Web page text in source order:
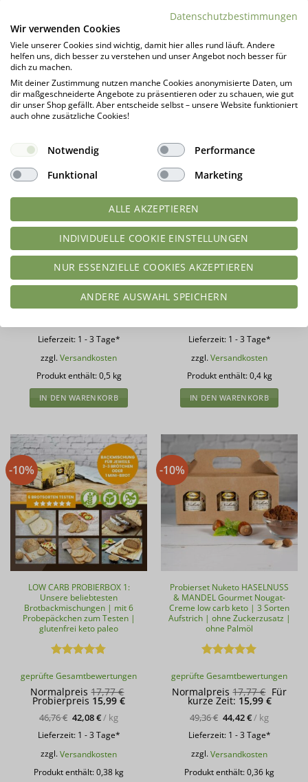
DAS KÖNNTE DIR AUCH GEFALLEN …
Low-Carb Süße KRISTALLIN 500
g Zuckerersatz (10-fache
Süßkraft von Zucker!) extra
leicht dosierbar
Bewertet
mit4.91
geprüfte Gesamtbewertungen
15,99€
Lieferzeit: 1 - 3 Tage*
zzgl.Versandkosten
Produkt enthält: 0,5 kg
IN DEN WARENKORB
Pfannkuchen & Waffel Teig | für
Protein Pancakes Crepes und
vieles mehr | low carb |
glutenfrei | ungesüsst
Bewertet
mit4.93
von 5
geprüfte Gesamtbewertungen
15,99
Lieferzeit: 1 - 3 Tage*
zzgl.Versandkosten
Produkt enthält: 0,4 kg
IN DEN WARENKORB
-10%
LOW CARB PROBIERBOX 1:
Unsere beliebtesten
Brotbackmischungen | mit 6
Probepäckchen zum Testen |
glutenfrei keto paleo
mit4.78
von 5
geprüfte Gesamtbewertungen
Normalpreis 17,77€ Ursprünglicher
Probierpreis 15,99 €Aktueller
Preis
46,76€ 42,08€/ kg
Lieferzeit: 1 - 3 Tage*
zzgl.Versandkosten
Produkt enthält: 0,38 kg
-10%
Probierset Nuketo HASELNUSS
& MANDEL Gourmet Nougat-
Creme low carb keto | 3 Sorten
Aufstrich | ohne Zuckerzusatz |
ohne Palmöl
mit5von
5
geprüfte Gesamtbewertungen
Normalpreis 17,77€
Preis
war:
Für
kurze Zeit: 15,99 €
Preis
49,36€ 44,42€/ kg
Lieferzeit: 1 - 3 Tage*
zzgl.Versandkosten
Produkt enthält: 0,36 kg
Datenschutzbestimmungen
Wir verwenden Cookies
Viele unserer Cookies sind wichtig, damit hier alles rund läuft. Andere
helfen uns, dich besser zu verstehen und unser Angebot noch besser für
dich zu machen.
Mit deiner Zustimmung nutzen manche Cookies anonymisierte Daten, um
dir maßgeschneiderte Angebote zu präsentieren oder zu schauen, wie gut
dir unser Shop gefällt. Aber entscheide selbst – unsere Website funktioniert
auch ohne zusätzliche Cookies!
Notwendig
Performance
Funktional
Marketing
ALLE AKZEPTIEREN
INDIVIDUELLE COOKIE EINSTELLUNGEN
NUR ESSENZIELLE COOKIES AKZEPTIEREN
ANDERE AUSWAHL SPEICHERN